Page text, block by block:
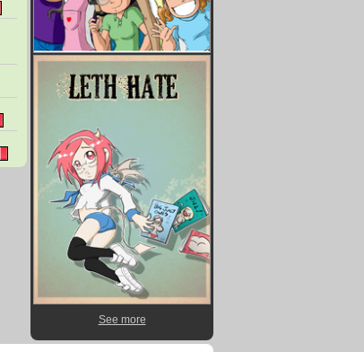
See more